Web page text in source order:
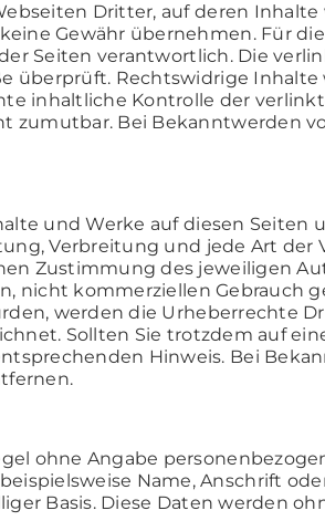
Dritter, auf deren Inhalte
Gewähr übernehmen. Für
Seiten verantwortlich. Die
überprüft. Rechtswidrige
inhaltliche Kontrolle der
zumutbar. Bei Bekanntwerden
und Werke auf diesen Seiten
Verbreitung und jede Art der
Zustimmung des jeweiligen
nicht kommerziellen Gebrauch
werden die Urheberrechte
Sollten Sie trotzdem auf
Hinweis. Bei
ohne Angabe
Name, Anschrift
Basis. Diese Daten werden